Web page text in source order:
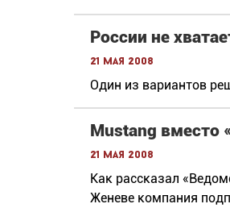
России не
21 мая 2008
Один из вариантов
Mustang вместо
21 мая 2008
Как рассказал
Женеве компания